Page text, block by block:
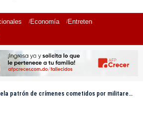
Economía Entretenimiento
crímenes cometidos por militares y cuestiona protocolos de control psicológico